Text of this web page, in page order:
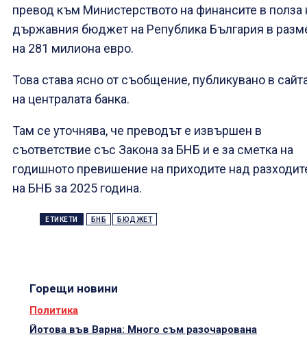
превод към Министерството на финансите в полза
държавния бюджет на Република България в
на 281 милиона евро.
Това става ясно от съобщение, публикувано в
на централата банка.
Там се уточнява, че преводът е извършен в
съответствие със Закона за БНБ и е за сметка на
годишното превишение на приходите над
на БНБ за 2025 година.
ЕТИКЕТИ БНБ БЮДЖЕТ
Горещи новини
Политика
Йотова във Варна: Много съм разочарована